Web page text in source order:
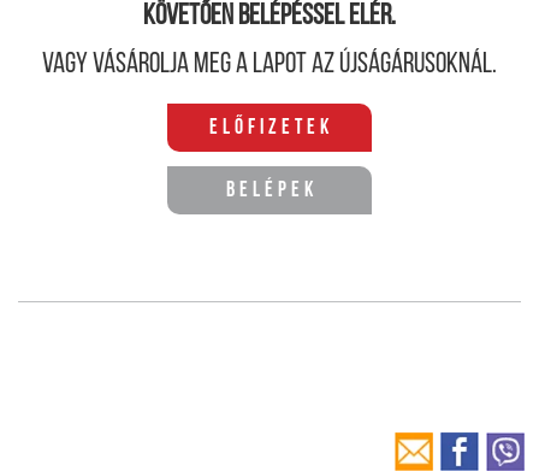
követően belépéssel elér.
Vagy vásárolja meg a lapot az újságárusoknál.
Előfizetek
Belépek